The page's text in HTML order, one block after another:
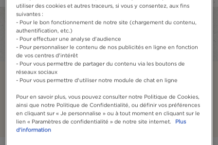
Ristretto
Concentrés de café serrés et riches en saveurs corsées
et en onctuosité.
utiliser des cookies et autres traceurs, si vous y consentez, aux fins
suivantes :
- Pour le bon fonctionnement de notre site (chargement du contenu,
authentification, etc.)
- Pour effectuer une analyse d'audience
- Pour personnaliser le contenu de nos publicités en ligne en fonction
de vos centres d'intérêt
- Pour vous permettre de partager du contenu via les boutons de
réseaux sociaux
- Pour vous permettre d'utiliser notre module de chat en ligne
Pour en savoir plus, vous pouvez consulter notre Politique de Cookies,
ainsi que notre Politique de Confidentialité, ou définir vos préférences
en cliquant sur « Je personnalise » ou à tout moment en cliquant sur le
lien « Paramètres de confidentialité » de notre site internet.
Plus
d'information